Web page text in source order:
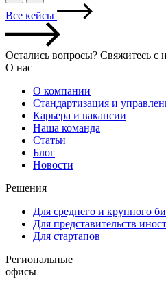
Все кейсы
Остались вопросы? Свяжитесь с
О нас
О компании
Стандартизация и
Карьера и вакансии
Наша команда
Статьи
Блог
Новости
Решения
Для среднего и крупного
Для представительств
Для стартапов
Региональные
офисы